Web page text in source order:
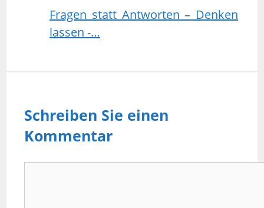
Fragen statt Antworten – Denken
lassen -…
Schreiben Sie einen
Kommentar